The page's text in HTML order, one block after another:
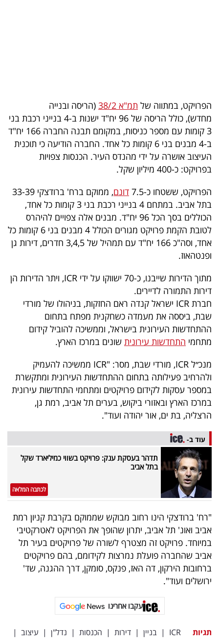
5
המילון
הכלכלי
פודקאסט
UNDER
40
שיתופי
דרושים
ניוזלטרים
מייל
אדום
פרסמו
באייס
עקבו
אחרינו:
הפרויקט, במתווה של תמ"א 38/2
(הריסה ובנייה
מחדש), כולל הריסה של 96 יח"ד ישנות ב-4 בנייני רכבת בני
3 קומות עם מספר כניסות, במקומם תבנה החברה 166 יח"ד
ב-4 מבנים בני 6 קומות כל אחד. החברה הודיעה כי תוכנית
העיצוב אושרה על ידי מהנדס העיר. הכנסות צפויות
בפרויקט: כ-400 מיליון שקל.
הפרויקט, ששטחו כ-7.5
דונם
, ממוקם ברח' ברודצקי 33-39
בתל אביב. במתחם 4 בנייני רכבת בני 3 קומות כל אחד,
הכוללים בסך הכל 96 יח"ד. מבנים אלה צפויים להיהרס
לטובת הקמת פרויקט מגורים הכולל 4 מבנים בני 6 קומות כל
אחד, וסה"כ 166 יח"ד עם תמהיל של 3,4,5 חדרים, דירות גן
ופנטהאוז.
מתוך הדירות שייבנו, כ-70 ישווקו על ידי ICR, ויתר הדירות הן
דירות התמורה לדיירים.
חברת ICR ישראל קנדה ראם החזקות, בניהולו של מורדי
שבת, ביססה את מעמדה כשחקנית מפתח בתחום
ההתחדשות העירונית בישראל, וממשיכה להוביל קידום
מתחמי התחדשות עירונית שונים במרכז הארץ.
מנכ״ל ICR, מורדי שבת, מסר: "ICR ממשיכה להעמיק
ולהרחיב פעילותה בתחום ההתחדשות העירונית ומתקשרת
במספר עסקות לקידום פרויקטים ומתחמי התחדשות עירונית
במרכז הארץ ובאזורי ביקוש, בערים תל אביב, רמת גן,
הרצליה, בת ים, אור יהודה ועוד".
עוד ב-
תדהר בעסקת ענק: פרויקט בשווי כמיליארד שקל
בתל אביב
לכתבה המלאה
"רח' ברודצקי הינו רחוב מבוקש שממוקם בקרבת קניון רמת
אביב ואונ' תל אביב, יתרון שהופך את הפרויקט לאטרקטיבי
במיוחד. פרויקט זה מצטרף לשורה של פרויקטים בעיר תל
אביב שהחברה פועלת נמרצות לקידומם, בהם פרויקטים
ברחובות הירקון, דה האז, פנקס, סומקן, דרך ההגנה, שד'
ירושלים ועוד".
עקבו אחרינו
תגיות ICR
| בניין | דירות | הכנסות | נדל"ן | עיצוב |